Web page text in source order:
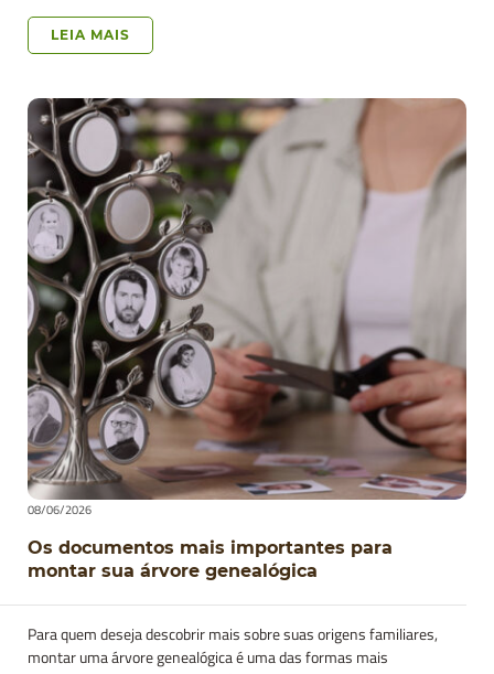
LEIA MAIS
08/06/2026
Os documentos mais importantes para
montar sua árvore genealógica
Para quem deseja descobrir mais sobre suas origens familiares,
montar uma árvore genealógica é uma das formas mais